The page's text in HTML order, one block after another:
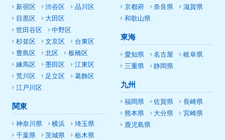
新宿区
渋谷区
品川区
目黒区
大田区
世田谷区
中野区
杉並区
文京区
台東区
豊島区
北区
板橋区
練馬区
墨田区
江東区
荒川区
足立区
葛飾区
江戸川区
関東
神奈川県 横浜
埼玉県
千葉県
茨城県
栃木県
京都府
奈良県
滋賀県
和歌山県
東海
愛知県 名古屋
岐阜県
三重県
静岡県
九州
福岡県 佐賀県
長崎県
熊本県
大分県
宮崎県
鹿児島県